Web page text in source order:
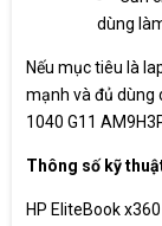
dùng
Nếu mục tiêu là
mạnh và đủ dùng
1040 G11
Thông số kỹ
HP EliteBook